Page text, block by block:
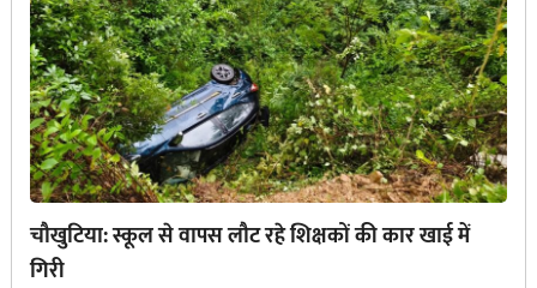
चौखुटिया: स्कूल से वापस लौट रहे शिक्षकों की कार खाई में
गिरी